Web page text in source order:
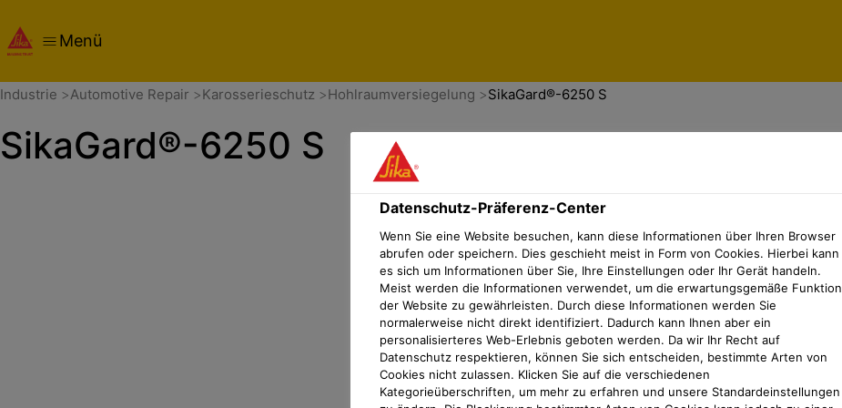
Menü
Industrie Automotive Repair Karosserieschutz Hohlraumversiegelung SikaGard®-6250 S
SikaGard®-6250 S
Datenschutz-Präferenz-Center
Wenn Sie eine Website besuchen, kann diese Informationen über Ihren Browser
abrufen oder speichern. Dies geschieht meist in Form von Cookies. Hierbei kann
es sich um Informationen über Sie, Ihre Einstellungen oder Ihr Gerät handeln.
Meist werden die Informationen verwendet, um die erwartungsgemäße Funktion
der Website zu gewährleisten. Durch diese Informationen werden Sie
normalerweise nicht direkt identifiziert. Dadurch kann Ihnen aber ein
personalisierteres Web-Erlebnis geboten werden. Da wir Ihr Recht auf
Datenschutz respektieren, können Sie sich entscheiden, bestimmte Arten von
Cookies nicht zulassen. Klicken Sie auf die verschiedenen
Kategorieüberschriften, um mehr zu erfahren und unsere Standardeinstellungen